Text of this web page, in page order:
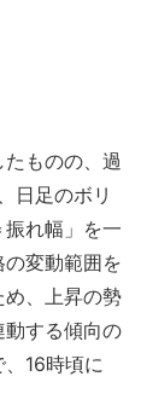
ものの、過
日足のボリ
れ幅」を一
変動範囲を
、上昇の勢
する傾向の
16時頃に